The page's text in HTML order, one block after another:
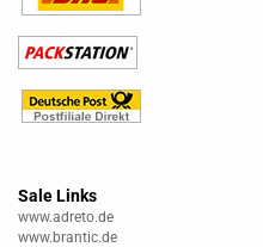
Sale Links
www.adreto.de
www.brantic.de